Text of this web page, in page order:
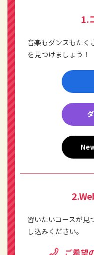
1.
音楽もダンスもたく
を見つけましょう！
習いたいコースが見
し込みください。